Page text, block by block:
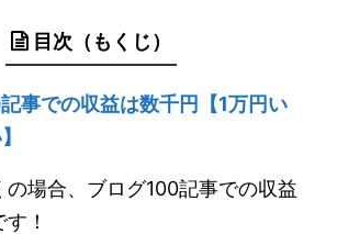
目次（もくじ）
事での収益は数千円【1万円い
の場合、ブログ100記事での収益
！